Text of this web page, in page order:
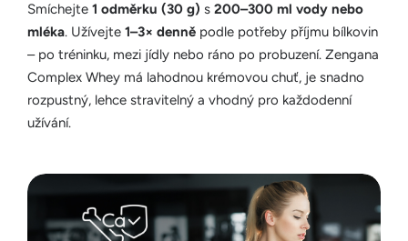
Smíchejte 1 odměrku (30 g) s 200–300 ml vody nebo
mléka. Užívejte 1–3× denně podle potřeby příjmu bílkovin
– po tréninku, mezi jídly nebo ráno po probuzení. Zengana
Complex Whey má lahodnou krémovou chuť, je snadno
rozpustný, lehce stravitelný a vhodný pro každodenní
užívání.